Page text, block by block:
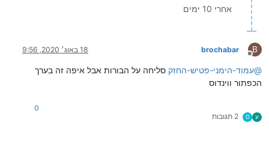
אחרי 10 ימים
B
מנותק
brochabar 18 באוג׳ 2020, 9:56
@עמוד-הימני-פטיש-החזק סליחה על הבורות אבל איפה זה בערך
הכפתור ווינדוס
ע D 2 תגובות
0